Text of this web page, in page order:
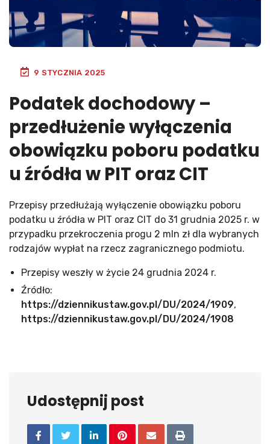
9 STYCZNIA 2025
Podatek dochodowy –
przedłużenie wyłączenia
obowiązku poboru podatku
u źródła w PIT oraz CIT
Przepisy przedłużają wyłączenie obowiązku poboru
podatku u źródła w PIT oraz CIT do 31 grudnia 2025 r. w
przypadku przekroczenia progu 2 mln zł dla wybranych
rodzajów wypłat na rzecz zagranicznego podmiotu.
Przepisy weszły w życie 24 grudnia 2024 r.
Źródło:
https://dziennikustaw.gov.pl/DU/2024/1909,
https://dziennikustaw.gov.pl/DU/2024/1908
Udostępnij post